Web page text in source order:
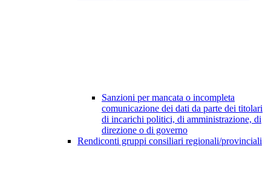
Sanzioni per mancata o incompleta
comunicazione dei dati da parte dei titolari
di incarichi politici, di amministrazione, di
direzione o di governo
Rendiconti gruppi consiliari regionali/provinciali